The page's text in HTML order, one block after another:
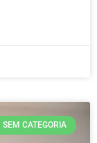
SEM CATEGORIA